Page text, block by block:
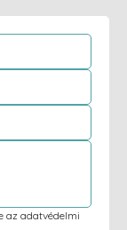
az adatvédelmi